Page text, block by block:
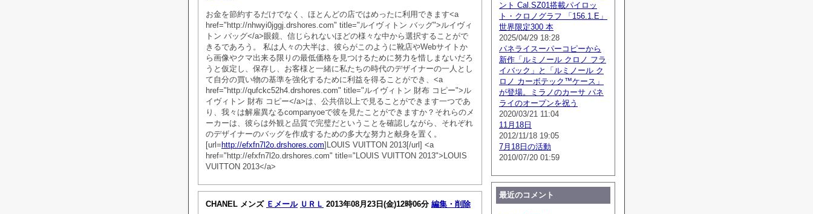
お金を節約するだけでなく、ほとんどの店ではめったに利用できます<a
href="http://nhwyi0jggj.drshores.com" title="ルイヴィトン バッグ">ルイヴィ
トン バッグ</a>眼鏡、信じられないほどの様々な中から選択することがで
きるであろう。 私は人々の大半は、彼らがこのように靴店やWebサイトか
ら画像やクマ出来る限りの最低価格を見つけるために努力を惜しまないだろ
うと仮定し、保存し、お客様と一緒に私たちの時代のデザイナーの一人とし
て自分の買い物の基準を強化するために利益を得ることができ、<a
href="http://qufckc52h4.drshores.com" title="ルイヴィトン 財布 コピー">ル
イヴィトン 財布 コピー</a>は、公共倍以上で見ることができます一つであ
り、我々は解雇異なるcompanyoeで彼を見たことができますか？それらのメ
ーカーは、彼らは外観と品質で完璧だということを確認しながら、それぞれ
のデザイナーのバッグを作成するための多大な努力と献身を置く。
[url= http://efxfn7l2o.drshores.com]LOUIS VUITTON 2013[/url] <a
href="http://efxfn7l2o.drshores.com" title="LOUIS VUITTON 2013">LOUIS
VUITTON 2013</a>
CHANEL メンズ Ｅメール ＵＲＬ 2013年08月23日(金)12時06分 編集・削除
ント Cal.SZ01搭載パイロッ
ト・クロノグラフ 「156.1.E」
世界限定300 本
2025/04/29 18:28
パネライスーパーコピーから
新作「ルミノール クロノ フラ
イバック」と「ルミノール ク
ロノ カーボテック™ケース」
が登場。ミラノのカーサ パネ
ライのオープンを祝う
2020/03/21 11:04
11月18日
2012/11/18 19:05
7月18日の活動
2010/07/20 01:59
最近のコメント